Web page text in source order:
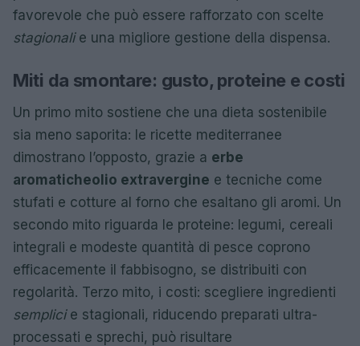
favorevole che può essere rafforzato con scelte
stagionalie una migliore gestione della dispensa.
Miti da smontare: gusto, proteine e costi
Un primo mito sostiene che una dieta sostenibile
sia meno saporita: le ricette mediterranee
dimostrano l’opposto, grazie a erbe
aromaticheolio extravergine e tecniche come
stufati e cotture al forno che esaltano gli aromi. Un
secondo mito riguarda le proteine: legumi, cereali
integrali e modeste quantità di pesce coprono
efficacemente il fabbisogno, se distribuiti con
regolarità. Terzo mito, i costi: scegliere ingredienti
semplicie stagionali, riducendo preparati ultra-
processati e sprechi, può risultare